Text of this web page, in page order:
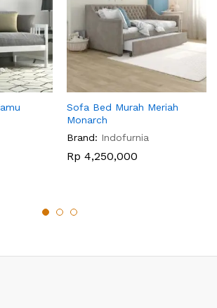
Sofa Bed Murah Meriah
Monarch
Brand: Indofurnia
Rp 4,250,000